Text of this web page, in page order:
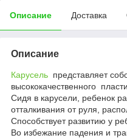
Описание Доставка
Описание
Карусель представляет
высококачественного
Сидя в карусели, ребенок
отталкивания от руля,
Способствует развитию у
Во избежание падения и